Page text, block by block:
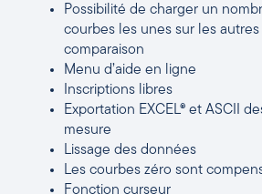
Possibilité de charger un
courbes les unes sur les
comparaison
Menu d’aide en ligne
Inscriptions libres
Exportation EXCEL® et ASCII
mesure
Lissage des données
Les courbes zéro sont
Fonction curseur